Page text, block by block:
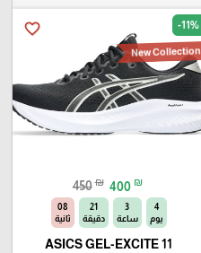
favorite_border -11%
New Collection
450 ₪ 400 ₪
4
يوم
3
ساعة
21
دقيقة
06
ثانية
ASICS GEL-EXCITE 11